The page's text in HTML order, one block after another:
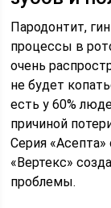
Пародонтит,
процессы в
очень
не будет
есть у 60%
причиной
Серия
«Вертекс»
проблемы.